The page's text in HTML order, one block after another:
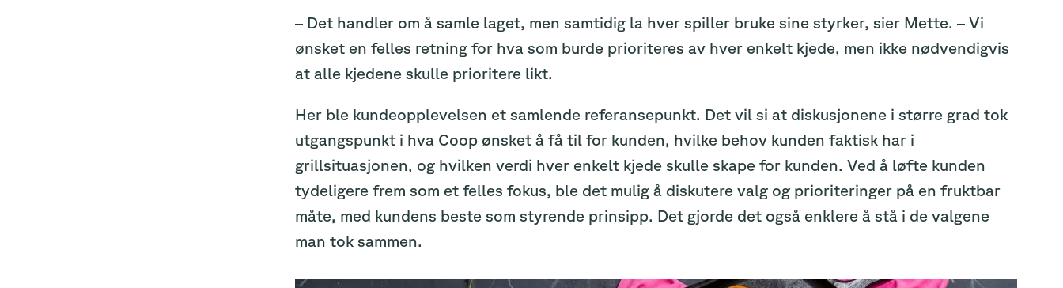
– Det handler om å samle laget, men samtidig la hver spiller bruke sine styrker, sier Mette. – Vi
ønsket en felles retning for hva som burde prioriteres av hver enkelt kjede, men ikke nødvendigvis
at alle kjedene skulle prioritere likt.
Her ble kundeopplevelsen et samlende referansepunkt. Det vil si at diskusjonene i større grad tok
utgangspunkt i hva Coop ønsket å få til for kunden, hvilke behov kunden faktisk har i
grillsituasjonen, og hvilken verdi hver enkelt kjede skulle skape for kunden. Ved å løfte kunden
tydeligere frem som et felles fokus, ble det mulig å diskutere valg og prioriteringer på en fruktbar
måte, med kundens beste som styrende prinsipp. Det gjorde det også enklere å stå i de valgene
man tok sammen.